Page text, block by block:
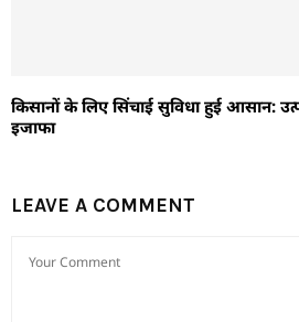
किसानों के लिए सिंचाई सुविधा हुई आसान:
इजाफा
LEAVE A COMMENT